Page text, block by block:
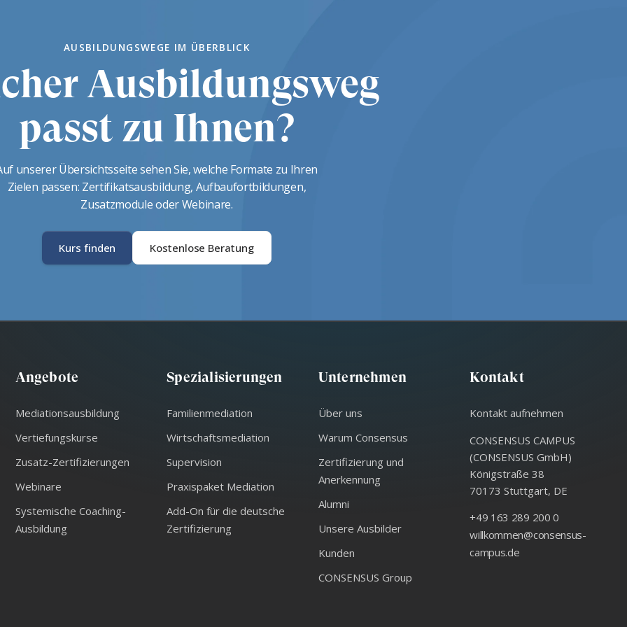
AUSBILDUNGSWEGE IM ÜBERBLICK
Ausbildungsweg
passt zu Ihnen?
unserer Übersichtsseite sehen Sie, welche Formate zu Ihren
Zielen passen: Zertifikatsausbildung, Aufbaufortbildungen,
Zusatzmodule oder Webinare.
Kurs finden Kostenlose Beratung
Angebote
Mediationsausbildung
Vertiefungskurse
Zusatz-Zertifizierungen
Webinare
Systemische Coaching-
Ausbildung
Spezialisierungen
Familienmediation
Wirtschaftsmediation
Supervision
Praxispaket Mediation
Add-On für die deutsche
Zertifizierung
Unternehmen
Über uns
Warum Consensus
Zertifizierung und
Anerkennung
Alumni
Unsere Ausbilder
Kunden
CONSENSUS Group
Kontakt
Kontakt aufnehmen
CONSENSUS CAMPUS
(CONSENSUS GmbH)
Königstraße 38
70173 Stuttgart, DE
+49 163 289 200 0
willkommen@consensus-
campus.de